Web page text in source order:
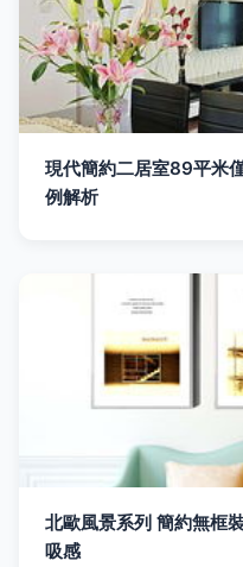
現代簡約二居室89平米
例解析
北歐風景系列 簡約無框
吸感